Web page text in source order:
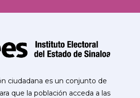
ciudadana es un conjunto de
que la población acceda a las